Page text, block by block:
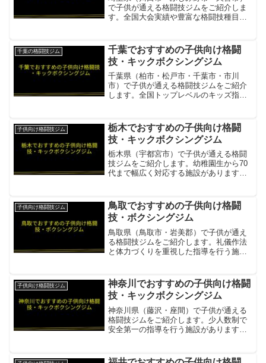
で子供が通える格闘技ジムをご紹介しま
す。全国大会実績や豊富な格闘技種目が
道を中心に礼節・忍耐力・集中力を指
導。全国大会団体優勝の...
千葉の格闘技ジム
千葉でおすすめの子供向け格闘
技・キックボクシングジム
千葉県（柏市・松戸市・千葉市・市川
市）で子供が通える格闘技ジムをご紹介
します。全国トップレベルのキッズ指導
キッズ柔術で全国トップの実績。BJJ・
MMA・修斗・...
子供向け格闘技ジム
栃木でおすすめの子供向け格闘
技・キックボクシングジム
栃木県（宇都宮市）で子供が通える格闘
技ジムをご紹介します。幼稚園生から70
代まで幅広く対応する施設があります。
ィース・シニア向けクラスあり。宇都宮
市内に3店舗展開項...
子供向け格闘技ジム
鳥取でおすすめの子供向け格闘
技・ボクシングジム
鳥取県（鳥取市・岩美郡）で子供が通え
る格闘技ジムをご紹介します。礼儀作法
と体力づくりを重視した指導を行う施設
ンセプトにしたキッズコース。体を動か
す楽しさをボクシングを通...
子供向け格闘技ジム
神奈川でおすすめの子供向け格闘
技・キックボクシングジム
神奈川県（藤沢・座間）で子供が通える
格闘技ジムをご紹介します。少人数制で
安全第一の指導を行う施設があります。
力作り・集中力・護身術を習得。ストレ